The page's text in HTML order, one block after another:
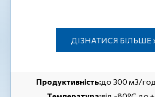
ДІЗНАТИСЯ БІЛЬШЕ
Продуктивність:до 300 м3/